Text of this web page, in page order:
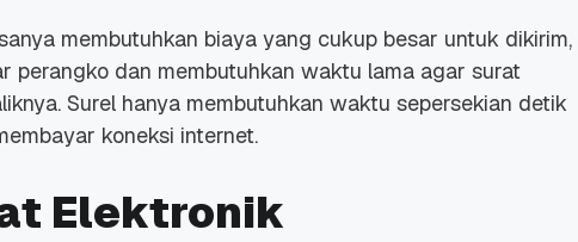
membutuhkan biaya yang cukup besar untuk dikirim,
perangko dan membutuhkan waktu lama agar surat
Surel hanya membutuhkan waktu sepersekian detik
koneksi internet.
Elektronik